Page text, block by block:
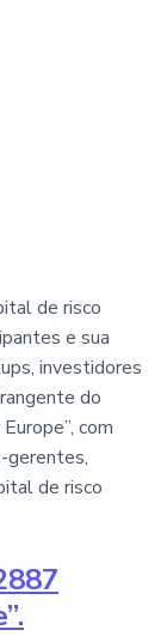
de risco
e sua
investidores
do
com
gerentes,
de risco